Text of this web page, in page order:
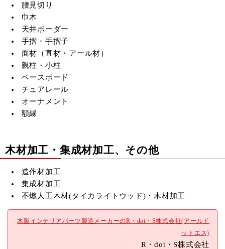
腰見切り
巾木
天井ボーダー
手摺・手摺子
面材（直材・アール材）
親柱・小柱
ベースボード
チュアレール
オーナメント
額縁
木材加工・集成材加工、その他
造作材加工
集成材加工
不燃人工木材(タイカライトウッド)・木材加工
木製インテリアパーツ製造メーカーのR・dot・S株式会社(アールド
ットエス)
R・dot・S株式会社